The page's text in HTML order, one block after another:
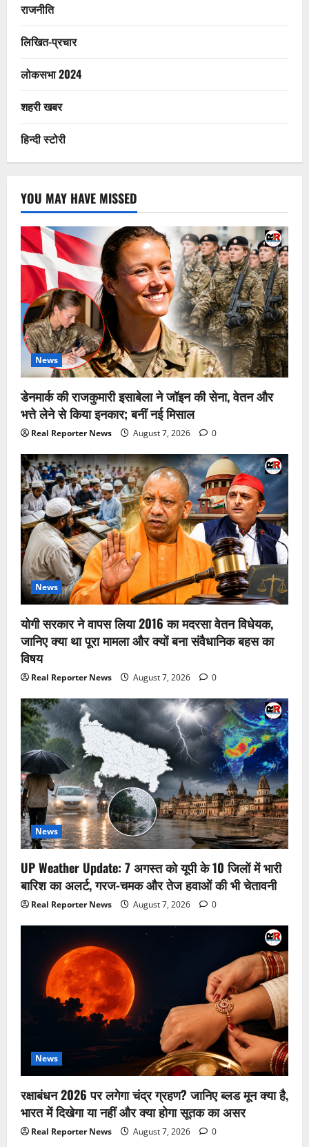
राजनीति
लिखित-प्रचार
लोकसभा 2024
शहरी खबर
हिन्दी स्टोरी
YOU MAY HAVE MISSED
News
डेनमार्क की राजकुमारी इसाबेला ने जॉइन की सेना, वेतन और
भत्ते लेने से किया इनकार; बनीं नई मिसाल
Real Reporter News August 7, 2026 0
News
योगी सरकार ने वापस लिया 2016 का मदरसा वेतन विधेयक,
जानिए क्या था पूरा मामला और क्यों बना संवैधानिक बहस का
विषय
Real Reporter News August 7, 2026 0
News
UP Weather Update: 7 अगस्त को यूपी के 10 जिलों में भारी
बारिश का अलर्ट, गरज-चमक और तेज हवाओं की भी चेतावनी
Real Reporter News August 7, 2026 0
News
रक्षाबंधन 2026 पर लगेगा चंद्र ग्रहण? जानिए ब्लड मून क्या है,
भारत में दिखेगा या नहीं और क्या होगा सूतक का असर
Real Reporter News August 7, 2026 0